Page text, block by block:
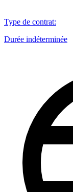
Type de contrat:
Durée indéterminée